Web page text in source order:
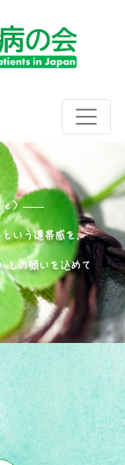
ｅ〉――
いう連帯感を、
との願いを込めて